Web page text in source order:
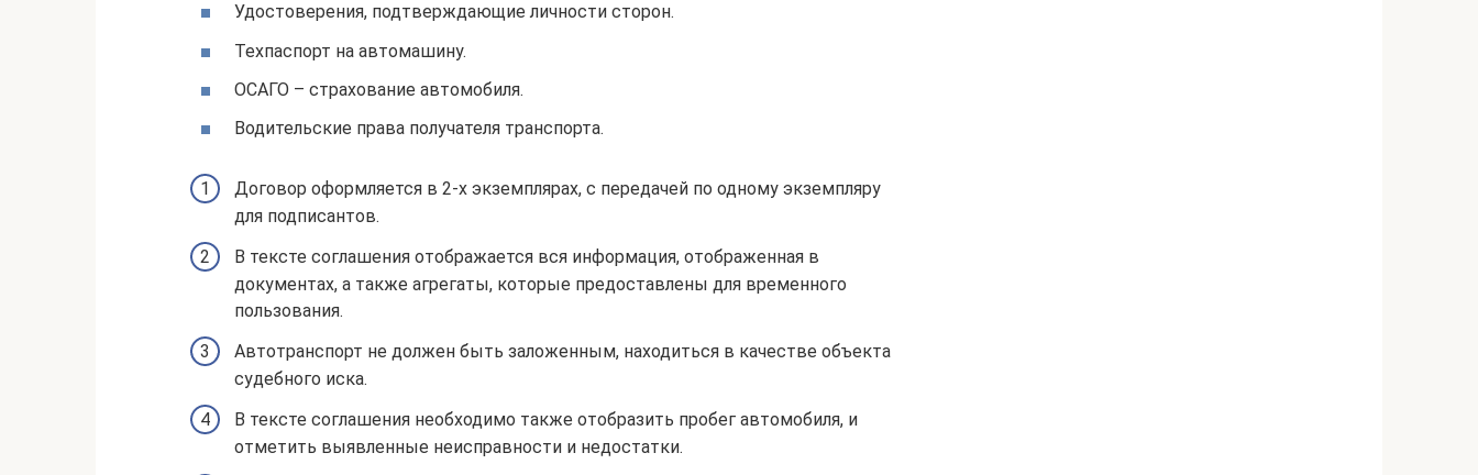
Удостоверения, подтверждающие личности сторон.
Техпаспорт на автомашину.
ОСАГО – страхование автомобиля.
Водительские права получателя транспорта.
Договор оформляется в 2-х экземплярах, с передачей по одному экземпляру
для подписантов.
В тексте соглашения отображается вся информация, отображенная в
документах, а также агрегаты, которые предоставлены для временного
пользования.
Автотранспорт не должен быть заложенным, находиться в качестве объекта
судебного иска.
В тексте соглашения необходимо также отобразить пробег автомобиля, и
отметить выявленные неисправности и недостатки.